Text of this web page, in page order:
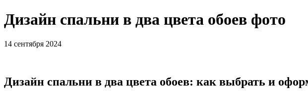
Дизайн спальни в два цвета обоев фото
14 сентября 2024
Дизайн спальни в два цвета обоев: как выбрать и